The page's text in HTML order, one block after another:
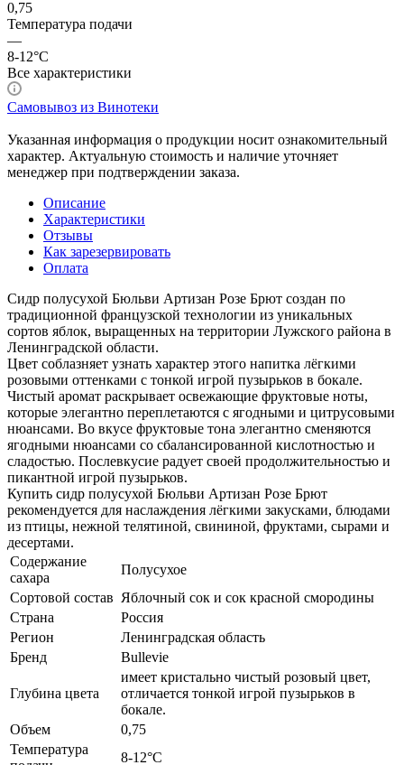
0,75
Температура подачи
—
8-12°С
Все характеристики
Самовывоз из Винотеки
Указанная информация о продукции носит ознакомительный
характер. Актуальную стоимость и наличие уточняет
менеджер при подтверждении заказа.
Описание
Характеристики
Отзывы
Как зарезервировать
Оплата
Сидр полусухой Бюльви Артизан Розе Брют создан по
традиционной французской технологии из уникальных
сортов яблок, выращенных на территории Лужского района в
Ленинградской области.
Цвет соблазняет узнать характер этого напитка лёгкими
розовыми оттенками с тонкой игрой пузырьков в бокале.
Чистый аромат раскрывает освежающие фруктовые ноты,
которые элегантно переплетаются с ягодными и цитрусовыми
нюансами. Во вкусе фруктовые тона элегантно сменяются
ягодными нюансами со сбалансированной кислотностью и
сладостью. Послевкусие радует своей продолжительностью и
пикантной игрой пузырьков.
Купить сидр полусухой Бюльви Артизан Розе Брют
рекомендуется для наслаждения лёгкими закусками, блюдами
из птицы, нежной телятиной, свининой, фруктами, сырами и
десертами.
Содержание
сахара
Полусухое
Сортовой состав Яблочный сок и сок красной смородины
Страна
Россия
Регион
Ленинградская область
Бренд
Bullevie
Глубина цвета
имеет кристально чистый розовый цвет,
отличается тонкой игрой пузырьков в
бокале.
Объем
0,75
Температура
8-12°С